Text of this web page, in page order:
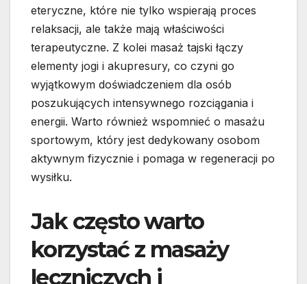
eteryczne, które nie tylko wspierają proces
relaksacji, ale także mają właściwości
terapeutyczne. Z kolei masaż tajski łączy
elementy jogi i akupresury, co czyni go
wyjątkowym doświadczeniem dla osób
poszukujących intensywnego rozciągania i
energii. Warto również wspomnieć o masażu
sportowym, który jest dedykowany osobom
aktywnym fizycznie i pomaga w regeneracji po
wysiłku.
Jak często warto
korzystać z masaży
leczniczych i